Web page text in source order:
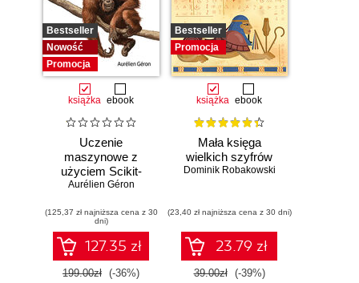
Bestseller
Nowość
Promocja
książka ebook
Uczenie
maszynowe z
użyciem Scikit-
Learn i PyTorch.
narzędzia i techniki
umożliwiające
konstruowanie
inteligentnych
systemów
Aurélien Géron
(125,37 zł najniższa cena z 30
dni)
127.35 zł
199.00zł (-36%)
Bestseller
Promocja
książka ebook
Mała księga
wielkich szyfrów
Dominik Robakowski
(23,40 zł najniższa cena z 30 dni)
23.79 zł
39.00zł (-39%)